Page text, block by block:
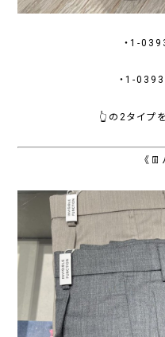
・1-
・1-
👆の2タイプ
《👖